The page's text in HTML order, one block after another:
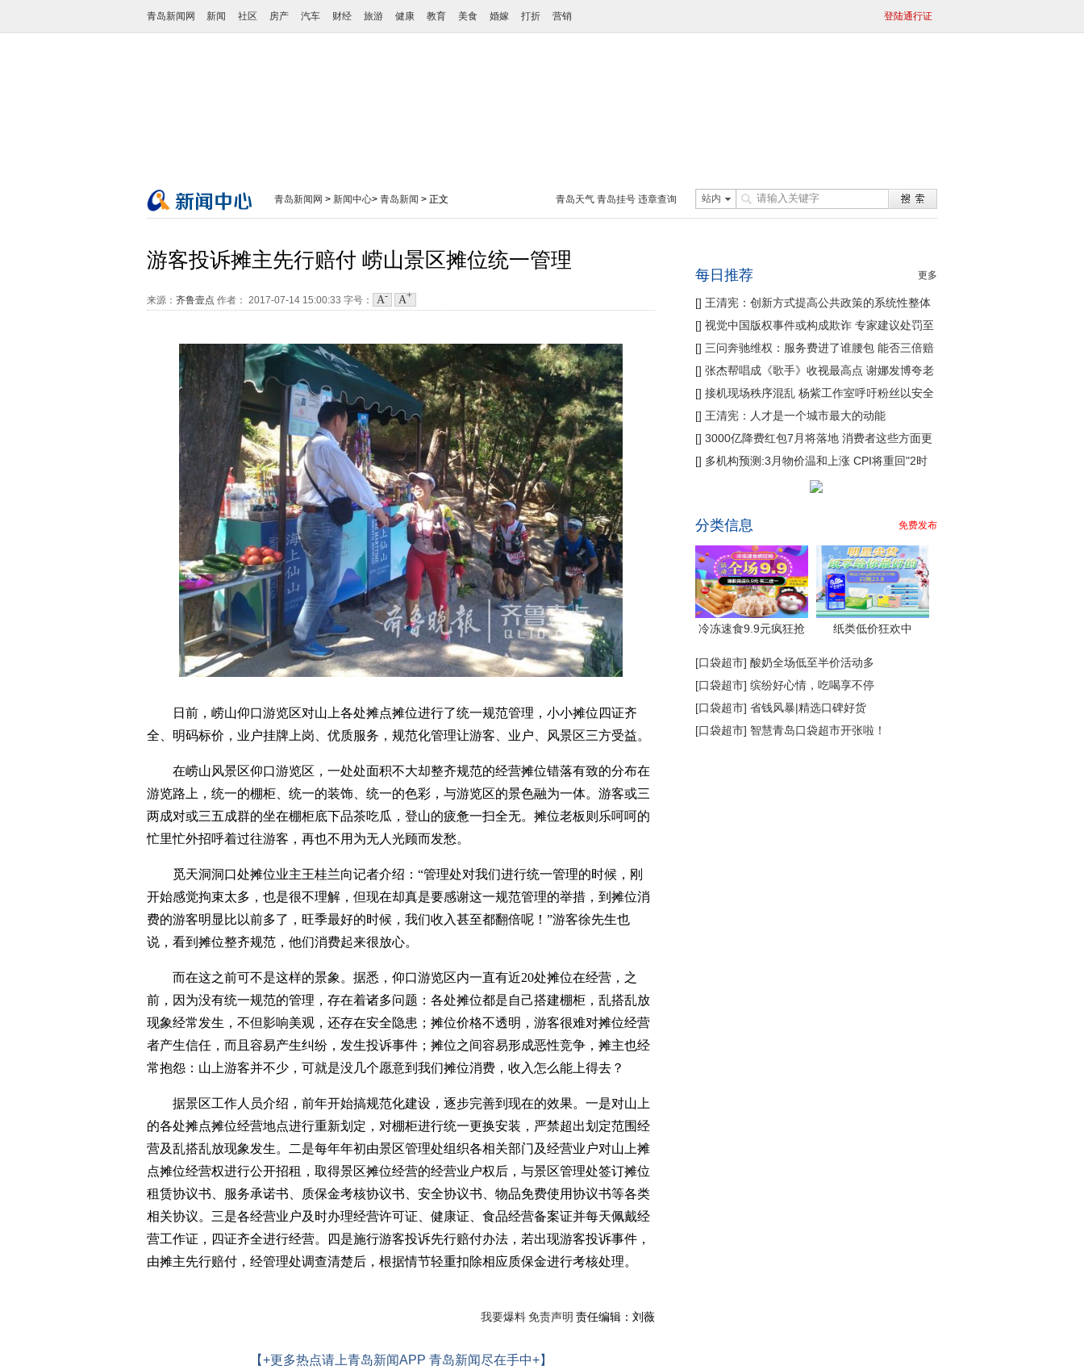
登陆通行证
青岛新闻网 新闻 社区 房产 汽车 财经 旅游 健康 教育 美食 婚嫁 打折 营销
站内
青岛天气 青岛挂号 违章查询
青岛新闻网 > 新闻中心> 青岛新闻 > 正文
游客投诉摊主先行赔付 崂山景区摊位统一管理
来源： 齐鲁壹点 作者： 2017-07-14 15:00:33 字号： A- A+
日前，崂山仰口游览区对山上各处摊点摊位进行了统一规范管理，小小摊位四证齐
全、明码标价，业户挂牌上岗、优质服务，规范化管理让游客、业户、风景区三方受益。
在崂山风景区仰口游览区，一处处面积不大却整齐规范的经营摊位错落有致的分布在
游览路上，统一的棚柜、统一的装饰、统一的色彩，与游览区的景色融为一体。游客或三
两成对或三五成群的坐在棚柜底下品茶吃瓜，登山的疲惫一扫全无。摊位老板则乐呵呵的
忙里忙外招呼着过往游客，再也不用为无人光顾而发愁。
觅天洞洞口处摊位业主王桂兰向记者介绍：“管理处对我们进行统一管理的时候，刚
开始感觉拘束太多，也是很不理解，但现在却真是要感谢这一规范管理的举措，到摊位消
费的游客明显比以前多了，旺季最好的时候，我们收入甚至都翻倍呢！”游客徐先生也
说，看到摊位整齐规范，他们消费起来很放心。
而在这之前可不是这样的景象。据悉，仰口游览区内一直有近20处摊位在经营，之
前，因为没有统一规范的管理，存在着诸多问题：各处摊位都是自己搭建棚柜，乱搭乱放
现象经常发生，不但影响美观，还存在安全隐患；摊位价格不透明，游客很难对摊位经营
者产生信任，而且容易产生纠纷，发生投诉事件；摊位之间容易形成恶性竞争，摊主也经
常抱怨：山上游客并不少，可就是没几个愿意到我们摊位消费，收入怎么能上得去？
据景区工作人员介绍，前年开始搞规范化建设，逐步完善到现在的效果。一是对山上
的各处摊点摊位经营地点进行重新划定，对棚柜进行统一更换安装，严禁超出划定范围经
营及乱搭乱放现象发生。二是每年年初由景区管理处组织各相关部门及经营业户对山上摊
点摊位经营权进行公开招租，取得景区摊位经营的经营业户权后，与景区管理处签订摊位
租赁协议书、服务承诺书、质保金考核协议书、安全协议书、物品免费使用协议书等各类
相关协议。三是各经营业户及时办理经营许可证、健康证、食品经营备案证并每天佩戴经
营工作证，四证齐全进行经营。四是施行游客投诉先行赔付办法，若出现游客投诉事件，
由摊主先行赔付，经管理处调查清楚后，根据情节轻重扣除相应质保金进行考核处理。
我要爆料免责声明 责任编辑：刘薇
【+更多热点请上青岛新闻APP 青岛新闻尽在手中+】
每日推荐 更多
[] 王清宪：创新方式提高公共政策的系统性整体
性协同性
[] 视觉中国版权事件或构成欺诈 专家建议处罚至
痛
[] 三问奔驰维权：服务费进了谁腰包 能否三倍赔
偿
[] 张杰帮唱成《歌手》收视最高点 谢娜发博夸老
公
[] 接机现场秩序混乱 杨紫工作室呼吁粉丝以安全
为主
[] 王清宪：人才是一个城市最大的动能
[] 3000亿降费红包7月将落地 消费者这些方面更
省钱
[] 多机构预测:3月物价温和上涨 CPI将重回"2时
分类信息 免费发布
冷冻速食9.9元疯狂抢 纸类低价狂欢中
[口袋超市] 酸奶全场低至半价活动多
[口袋超市] 缤纷好心情，吃喝享不停
[口袋超市] 省钱风暴|精选口碑好货
[口袋超市] 智慧青岛口袋超市开张啦！